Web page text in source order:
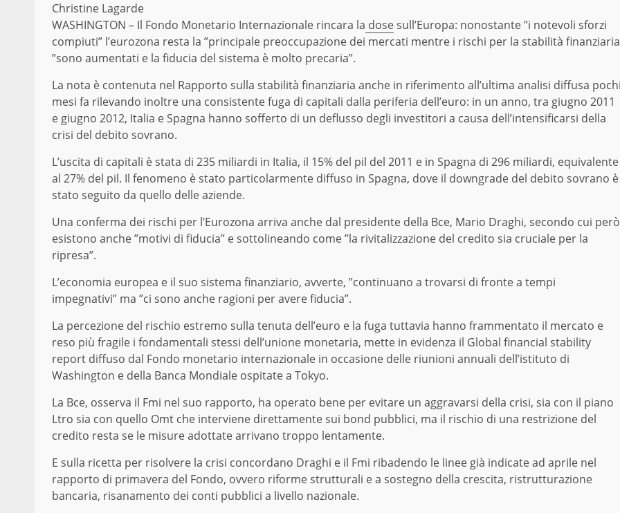
Christine Lagarde
WASHINGTON – Il Fondo Monetario Internazionale rincara la dosesull’Europa: nonostante ”i notevoli sforzi
compiuti” l’eurozona resta la ”principale preoccupazione dei mercati mentre i rischi per la stabilità finanziaria
”sono aumentati e la fiducia del sistema è molto precaria”.
La nota è contenuta nel Rapporto sulla stabilità finanziaria anche in riferimento all’ultima analisi diffusa
mesi fa rilevando inoltre una consistente fuga di capitali dalla periferia dell’euro: in un anno, tra giugno 2011
e giugno 2012, Italia e Spagna hanno sofferto di un deflusso degli investitori a causa dell’intensificarsi della
crisi del debito sovrano.
L’uscita di capitali è stata di 235 miliardi in Italia, il 15% del pil del 2011 e in Spagna di 296 miliardi, equivalente
al 27% del pil. Il fenomeno è stato particolarmente diffuso in Spagna, dove il downgrade del debito sovrano è
stato seguito da quello delle aziende.
Una conferma dei rischi per l’Eurozona arriva anche dal presidente della Bce, Mario Draghi, secondo cui però
esistono anche ”motivi di fiducia” e sottolineando come ”la rivitalizzazione del credito sia cruciale per la
ripresa”.
L’economia europea e il suo sistema finanziario, avverte, ”continuano a trovarsi di fronte a tempi
impegnativi” ma ”ci sono anche ragioni per avere fiducia”.
La percezione del rischio estremo sulla tenuta dell’euro e la fuga tuttavia hanno frammentato il mercato e
reso più fragile i fondamentali stessi dell’unione monetaria, mette in evidenza il Global financial stability
report diffuso dal Fondo monetario internazionale in occasione delle riunioni annuali dell’istituto di
Washington e della Banca Mondiale ospitate a Tokyo.
La Bce, osserva il Fmi nel suo rapporto, ha operato bene per evitare un aggravarsi della crisi, sia con il piano
Ltro sia con quello Omt che interviene direttamente sui bond pubblici, ma il rischio di una restrizione del
credito resta se le misure adottate arrivano troppo lentamente.
E sulla ricetta per risolvere la crisi concordano Draghi e il Fmi ribadendo le linee già indicate ad aprile nel
rapporto di primavera del Fondo, ovvero riforme strutturali e a sostegno della crescita, ristrutturazione
bancaria, risanamento dei conti pubblici a livello nazionale.